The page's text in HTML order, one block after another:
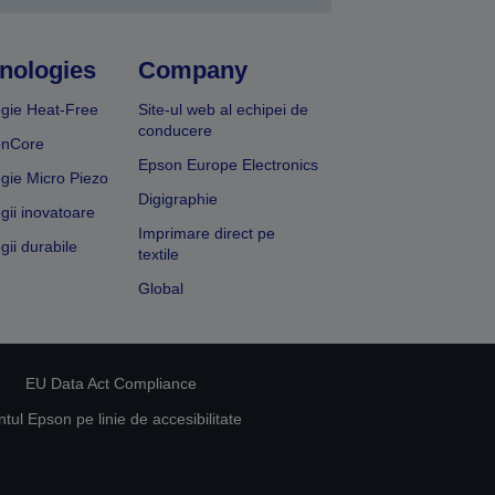
Heat-Free
Micro Piezo
inovatoare
durabile
Company
Site-ul web al echipei de
conducere
Epson Europe Electronics
Digigraphie
Imprimare direct pe
textile
Global
EU Data Act Compliance
Epson pe linie de accesibilitate